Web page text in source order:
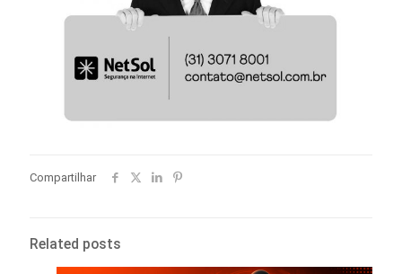
Compartilhar
Related posts